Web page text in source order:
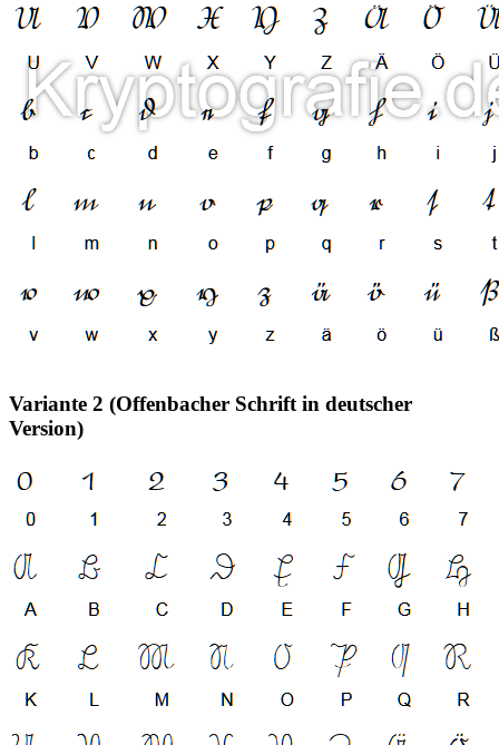
Variante 2 (Offenbacher Schrift in deutscher
Version)